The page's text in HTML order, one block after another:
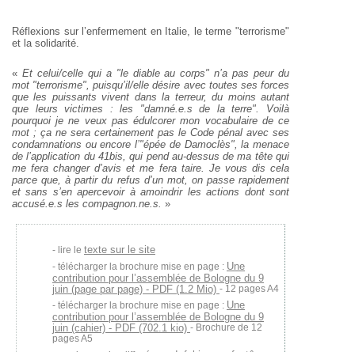
Réflexions sur l’enfermement en Italie, le terme "terrorisme"
et la solidarité.
« Et celui/celle qui a "le diable au corps" n’a pas peur du
mot "terrorisme", puisqu’il/elle désire avec toutes ses forces
que les puissants vivent dans la terreur, du moins autant
que leurs victimes : les "damné.e.s de la terre". Voilà
pourquoi je ne veux pas édulcorer mon vocabulaire de ce
mot ; ça ne sera certainement pas le Code pénal avec ses
condamnations ou encore l’"épée de Damoclès", la menace
de l’application du 41bis, qui pend au-dessus de ma tête qui
me fera changer d’avis et me fera taire. Je vous dis cela
parce que, à partir du refus d’un mot, on passe rapidement
et sans s’en apercevoir à amoindrir les actions dont sont
accusé.e.s les compagnon.ne.s. »
lire le texte sur le site
télécharger la brochure mise en page : Une
contribution pour l’assemblée de Bologne du 9
juin (page par page) - PDF (1.2 Mio) - 12 pages A4
télécharger la brochure mise en page : Une
contribution pour l’assemblée de Bologne du 9
juin (cahier) - PDF (702.1 kio) - Brochure de 12
pages A5